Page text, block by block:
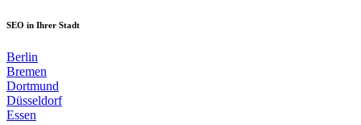
SEO in Ihrer Stadt
Berlin
Bremen
Dortmund
Düsseldorf
Essen